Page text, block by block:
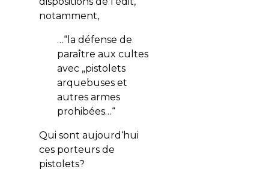
notamment,
…“la défense de
paraître aux cultes
avec „pistolets
arquebuses et
autres armes
prohibées…“
Qui sont aujourd‘hui
ces porteurs de
pistolets?